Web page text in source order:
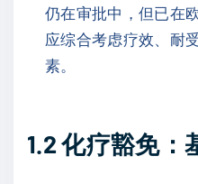
仍在审批中，但已在
应综合考虑疗效、耐
素。
1.2化疗豁免：